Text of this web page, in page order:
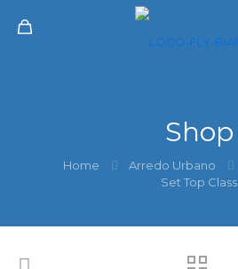
Shop
Home Arredo Urbano
Set Top Class